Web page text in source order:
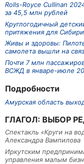
Rolls-Royce Cullinan
за 45,5 млн рублей
Круглогодичный
притяжения для
Живы и здоровы:
самолета вышли на
Почти 7 млн
ВСЖД в январе-июле
Подробности
Амурская область
ГЛАГОЛ: ВЫБОР
Спектакль «Круги на
Александра Вампилова
Иркутским
управления малым